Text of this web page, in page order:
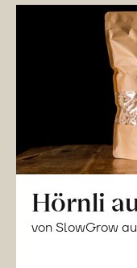
Hörnli
von SlowGrow